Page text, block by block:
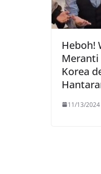
Heboh!
Meranti
Korea
11/13/2024